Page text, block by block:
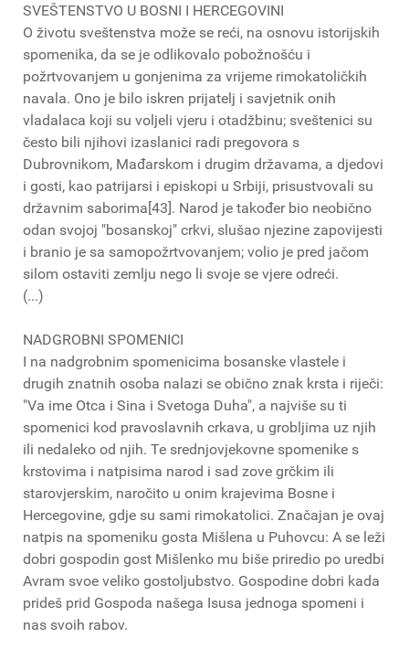
SVEŠTENSTVO U BOSNI I HERCEGOVINI
O životu sveštenstva može se reći, na osnovu istorijskih
spomenika, da se je odlikovalo pobožnošću i
požrtvovanjem u gonjenima za vrijeme rimokatoličkih
navala. Ono je bilo iskren prijatelj i savjetnik onih
vladalaca koji su voljeli vjeru i otadžbinu; sveštenici su
često bili njihovi izaslanici radi pregovora s
Dubrovnikom, Mađarskom i drugim državama, a djedovi
i gosti, kao patrijarsi i episkopi u Srbiji, prisustvovali su
državnim saborima[43]. Narod je također bio neobično
odan svojoj "bosanskoj" crkvi, slušao njezine zapovijesti
i branio je sa samopožrtvovanjem; volio je pred jačom
silom ostaviti zemlju nego li svoje se vjere odreći.
(...)
NADGROBNI SPOMENICI
I na nadgrobnim spomenicima bosanske vlastele i
drugih znatnih osoba nalazi se obično znak krsta i riječi:
"Va ime Otca i Sina i Svetoga Duha", a najviše su ti
spomenici kod pravoslavnih crkava, u grobljima uz njih
ili nedaleko od njih. Te srednjovjekovne spomenike s
krstovima i natpisima narod i sad zove grčkim ili
starovjerskim, naročito u onim krajevima Bosne i
Hercegovine, gdje su sami rimokatolici. Značajan je ovaj
natpis na spomeniku gosta Mišlena u Puhovcu: A se leži
dobri gospodin gost Mišlenko mu biše priredio po uredbi
Avram svoe veliko gostoljubstvo. Gospodine dobri kada
prideš prid Gospoda našega Isusa jednoga spomeni i
nas svoih rabov.